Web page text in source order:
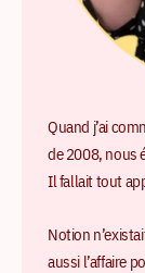
Quand j’ai
de 2008, nous
Il fallait tout
Notion
aussi l’affaire